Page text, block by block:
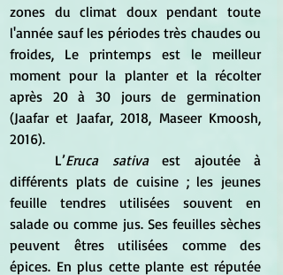
zones du climat doux pendant toute
l'année sauf les périodes très chaudes ou
froides, Le printemps est le meilleur
moment pour la planter et la récolter
après 20 à 30 jours de germination
(Jaafar et Jaafar, 2018, Maseer Kmoosh,
2016).
	L’
Eruca sativa est ajoutée à
différents plats de cuisine ; les jeunes
feuille tendres utilisées souvent en
salade ou comme jus. Ses feuilles sèches
peuvent êtres utilisées comme des
épices. En plus cette plante est réputée